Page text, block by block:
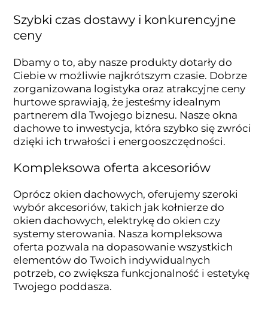
Szybki czas dostawy i konkurencyjne
ceny
Dbamy o to, aby nasze produkty dotarły do
Ciebie w możliwie najkrótszym czasie. Dobrze
zorganizowana logistyka oraz atrakcyjne ceny
hurtowe sprawiają, że jesteśmy idealnym
partnerem dla Twojego biznesu. Nasze okna
dachowe to inwestycja, która szybko się zwróci
dzięki ich trwałości i energooszczędności.
Kompleksowa oferta akcesoriów
Oprócz okien dachowych, oferujemy szeroki
wybór akcesoriów, takich jak kołnierze do
okien dachowych, elektrykę do okien czy
systemy sterowania. Nasza kompleksowa
oferta pozwala na dopasowanie wszystkich
elementów do Twoich indywidualnych
potrzeb, co zwiększa funkcjonalność i estetykę
Twojego poddasza.